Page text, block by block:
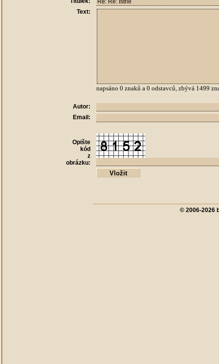
Text:
napsáno 0 znaků a 0 odstavců, zbývá 1499
Autor:
Email:
Opište
kód
z
obrázku:
© 2006-2026